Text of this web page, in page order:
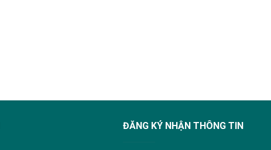
ĐĂNG KÝ NHẬN THÔNG TIN